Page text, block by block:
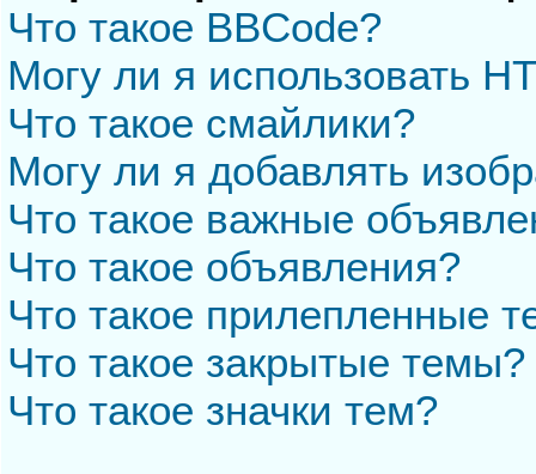
Что такое BBCode?
Могу ли я использовать
Что такое смайлики?
Могу ли я добавлять
Что такое важные
Что такое объявления?
Что такое прилепленные
Что такое закрытые темы?
Что такое значки тем?